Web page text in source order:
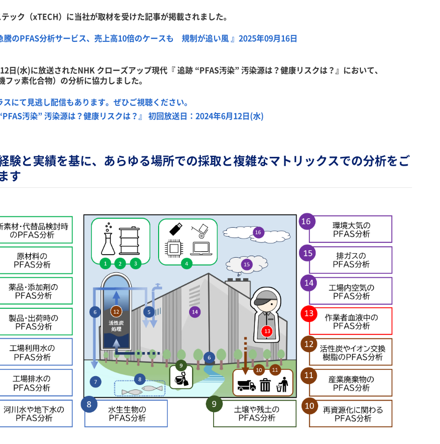
ック（xTECH）に当社が取材を受けた記事が掲載されました。
騰のPFAS分析サービス、売上高10倍のケースも 規制が追い風 』2025年09月16日
日(水)に放送されたNHK クローズアップ現代『 追跡 “PFAS汚染” 汚染源は？健康リスクは？』において、
フッ素化合物）の分析に協力しました。
スにて見逃し配信もあります。ぜひご視聴ください。
汚染” 汚染源は？健康リスクは？』 初回放送日：2024年6月12日(水)
験と実績を基に、あらゆる場所での採取と複雑なマトリックスでの分析をご
す